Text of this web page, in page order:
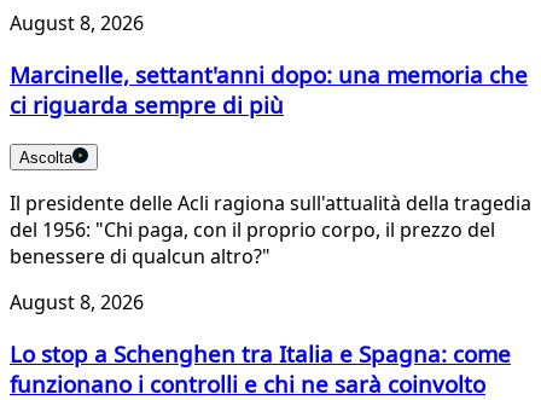
August 8, 2026
Marcinelle, settant'anni dopo: una memoria che
ci riguarda sempre di più
Ascolta
Il presidente delle Acli ragiona sull'attualità della tragedia
del 1956: "Chi paga, con il proprio corpo, il prezzo del
benessere di qualcun altro?"
August 8, 2026
Lo stop a Schenghen tra Italia e Spagna: come
funzionano i controlli e chi ne sarà coinvolto